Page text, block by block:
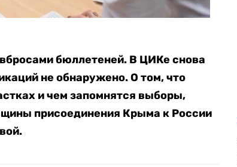
бюллетеней. В ЦИКе снова
не обнаружено. О том, что
и чем запомнятся выборы,
присоединения Крыма к России